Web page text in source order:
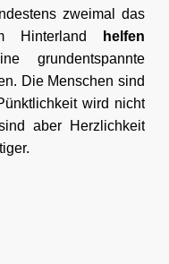
zweimal das
Hinterland
helfen
grundentspannte
Die Menschen sind
wird nicht
aber Herzlichkeit